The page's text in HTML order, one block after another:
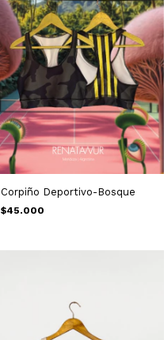
Corpiño Deportivo-Bosque
$45.000